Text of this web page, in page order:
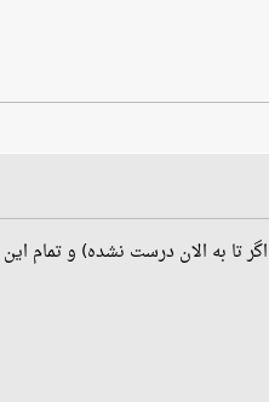
به الان درست نشده) و تمام